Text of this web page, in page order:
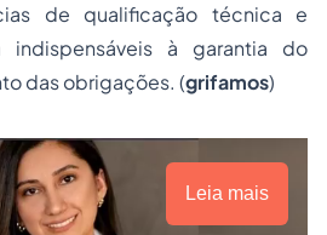
de qualificação técnica e
indispensáveis à garantia do
das obrigações. (grifamos)
Leia mais